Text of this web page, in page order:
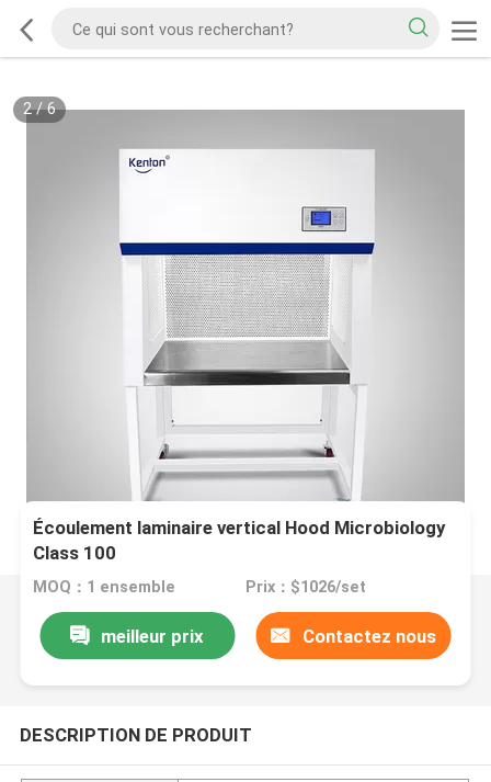
2/6
Écoulement laminaire vertical Hood Microbiology
Class 100
MOQ：1 ensemble Prix：$1026/set
meilleur prix Contactez nous
DESCRIPTION DE PRODUIT